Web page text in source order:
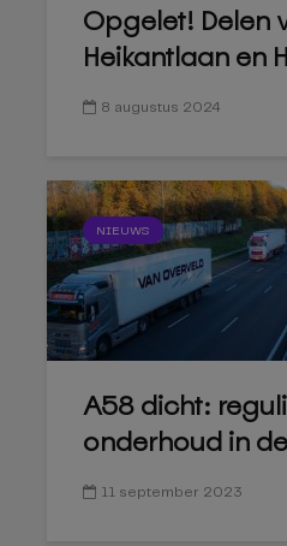
Opgelet! Delen
Heikantlaan en
8 augustus 2024
NIEUWS
A58 dicht:
onderhoud in
11 september 2023